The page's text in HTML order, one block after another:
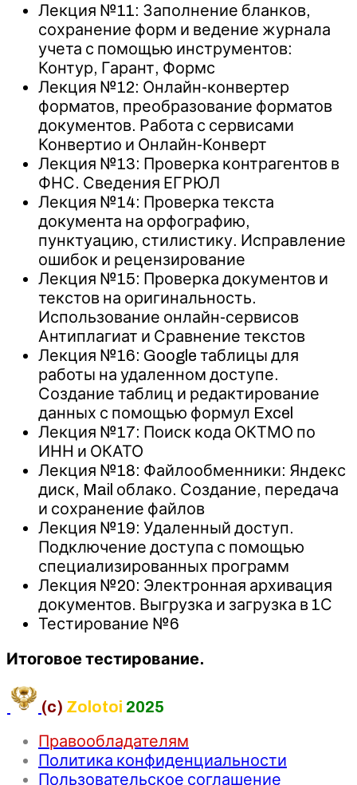
Лекция №11: Заполнение бланков,
сохранение форм и ведение журнала
учета с помощью инструментов:
Контур, Гарант, Формс
Лекция №12: Онлайн-конвертер
форматов, преобразование форматов
документов. Работа с сервисами
Конвертио и Онлайн-Конверт
Лекция №13: Проверка контрагентов в
ФНС. Сведения ЕГРЮЛ
Лекция №14: Проверка текста
документа на орфографию,
пунктуацию, стилистику. Исправление
ошибок и рецензирование
Лекция №15: Проверка документов и
текстов на оригинальность.
Использование онлайн-сервисов
Антиплагиат и Сравнение текстов
Лекция №16: Google таблицы для
работы на удаленном доступе.
Создание таблиц и редактирование
данных с помощью формул Excel
Лекция №17: Поиск кода ОКТМО по
ИНН и ОКАТО
Лекция №18: Файлообменники: Яндекс
диск, Mail облако. Создание, передача
и сохранение файлов
Лекция №19: Удаленный доступ.
Подключение доступа с помощью
специализированных программ
Лекция №20: Электронная архивация
документов. Выгрузка и загрузка в 1С
Тестирование №6
Итоговое тестирование.
(c) Zolotoi 2025
Правообладателям
Политика конфиденциальности
Пользовательское соглашение